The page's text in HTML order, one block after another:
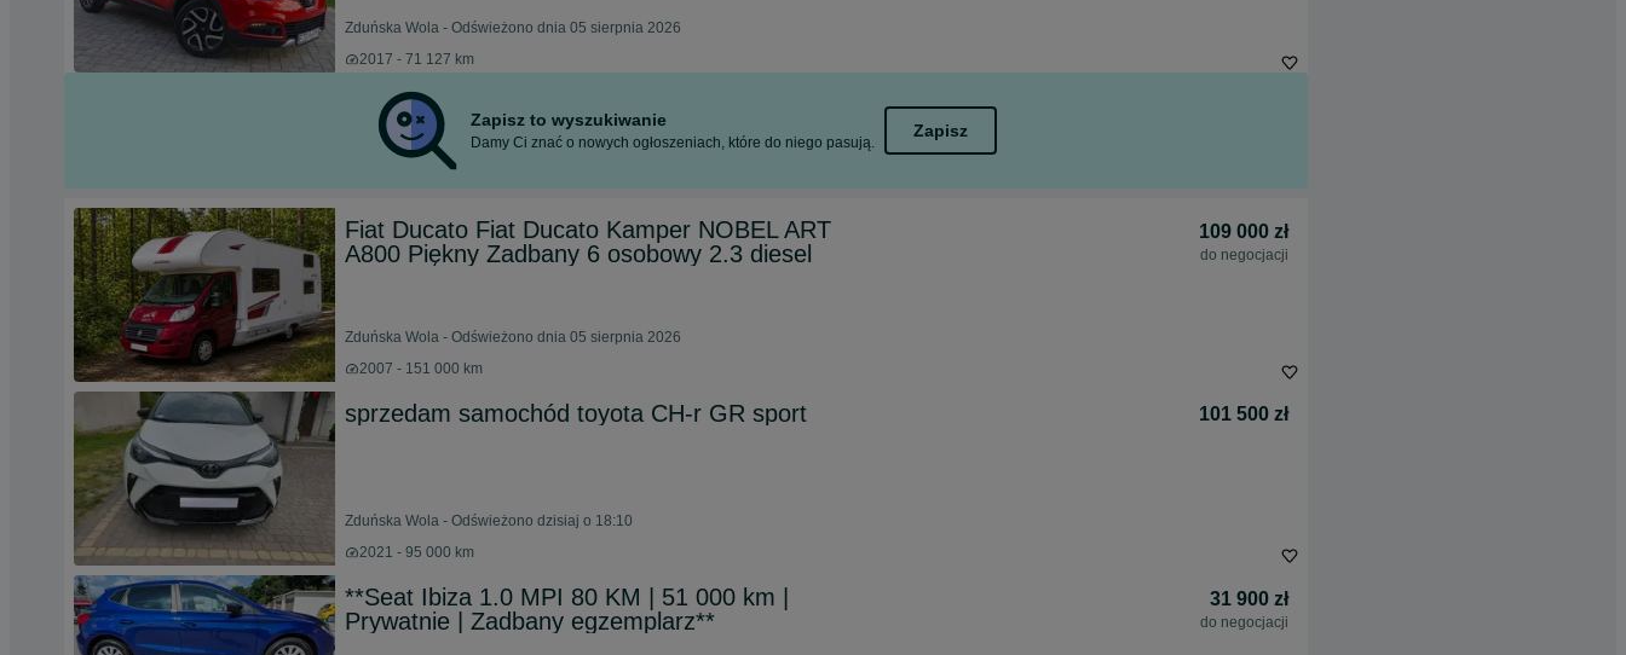
Zduńska Wola - Odświeżono dnia 05 sierpnia 2026
2017 - 71 127 km
Zapisz to wyszukiwanie
Damy Ci znać o nowych ogłoszeniach, które do niego pasują.
Zapisz
Fiat Ducato Fiat Ducato Kamper NOBEL ART
A800 Piękny Zadbany 6 osobowy 2.3 diesel
109 000 zł
do negocjacji
Zduńska Wola - Odświeżono dnia 05 sierpnia 2026
2007 - 151 000 km
sprzedam samochód toyota CH-r GR sport 101 500 zł
Zduńska Wola - Odświeżono dzisiaj o 18:10
2021 - 95 000 km
**Seat Ibiza 1.0 MPI 80 KM | 51 000 km |
Prywatnie | Zadbany egzemplarz**
31 900 zł
do negocjacji